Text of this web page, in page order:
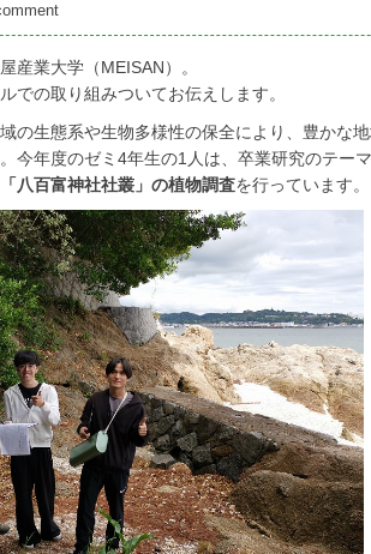
産業大学（MEISAN）。
での取り組みついてお伝えします。
の生態系や生物多様性の保全により、豊かな
今年度のゼミ4年生の1人は、卒業研究のテー
八百富神社社叢」の植物調査を行っています。